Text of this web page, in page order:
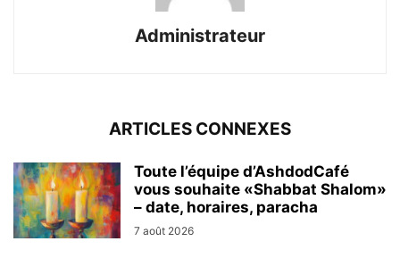
Administrateur
ARTICLES CONNEXES
Toute l’équipe d’AshdodCafé
vous souhaite «Shabbat Shalom»
– date, horaires, paracha
7 août 2026